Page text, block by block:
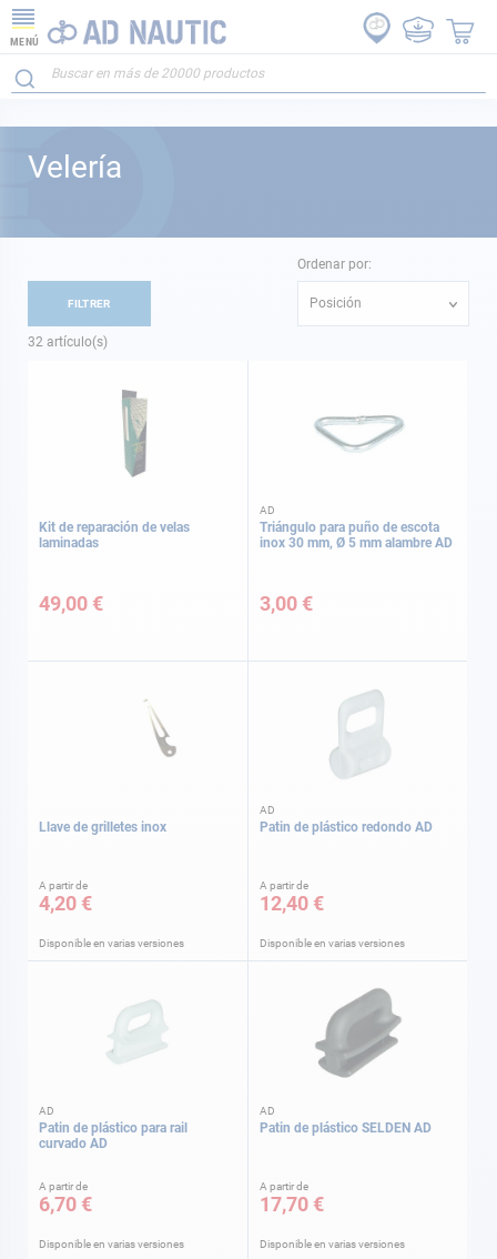
MENÚ
Velería
32 artículo(s)
Ordenar por:
Posición
Kit de reparación de velas
laminadas
49,00 €
AD
Triángulo para puño de escota
inox 30 mm, Ø 5 mm alambre AD
3,00 €
Llave de grilletes inox
A partir de
4,20 €
Disponible en varias versiones
AD
Patin de plástico redondo AD
A partir de
12,40 €
Disponible en varias versiones
AD
Patin de plástico para rail
curvado AD
A partir de
6,70 €
Disponible en varias versiones
AD
Patin de plástico SELDEN AD
A partir de
17,70 €
Disponible en varias versiones
FILTRER